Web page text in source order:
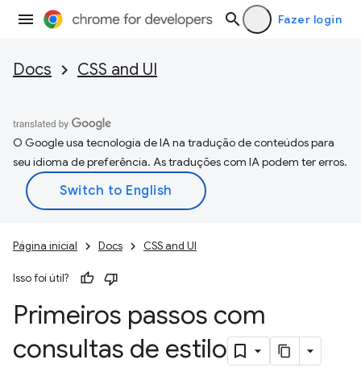
Fazer login
Docs CSS and UI
O Google usa tecnologia de IA na tradução de conteúdos para
seu idioma de preferência. As traduções com IA podem ter erros.
Página inicial Docs CSS and UI
Isso foi útil?
Primeiros passos com
consultas de estilo